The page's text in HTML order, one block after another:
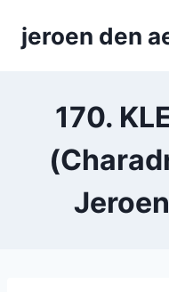
jeroen den
170.